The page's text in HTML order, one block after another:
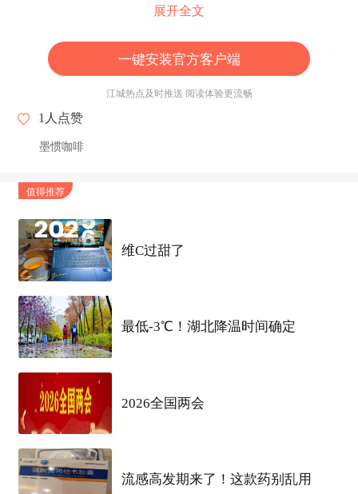
“暖秋”的骗局，三天三波冷空气连环杀
拿出来的
朋友圈里一片“岁月静好”，晒太阳，晒秋游，仿佛
冬天只是个传说。
但气象台的预报，就像一盆冷水，直接从头顶浇下
来。
展开全文
一键安装官方客户端
江城热点及时推送 阅读体验更流畅
1 人点赞
墨惯咖啡
值得推荐
维C过甜了
最低-3℃！湖北降温时间确定
2026全国两会
流感高发期来了！这款药别乱用